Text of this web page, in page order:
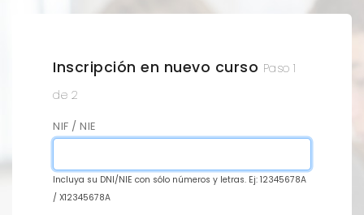
Inscripción en nuevo curso Paso 1
de 2
NIF / NIE
Incluya su DNI/NIE con sólo números y letras. Ej: 12345678A
/ X12345678A